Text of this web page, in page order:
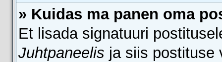
» Kuidas ma panen oma
Et lisada signatuuri
Juhtpaneelis ja siis postituse